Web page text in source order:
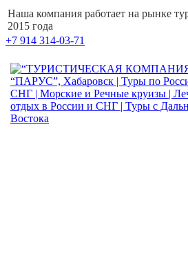
Наша компания работает на рынке
2015 года
+7 914 314-03-71